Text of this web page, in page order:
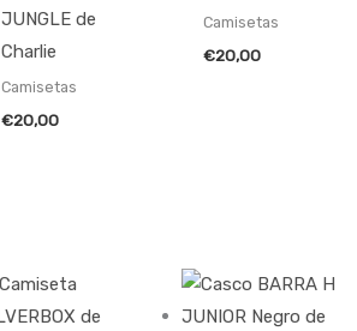
JUNGLE de
Charlie
Camisetas
€20,00
Camisetas
€20,00